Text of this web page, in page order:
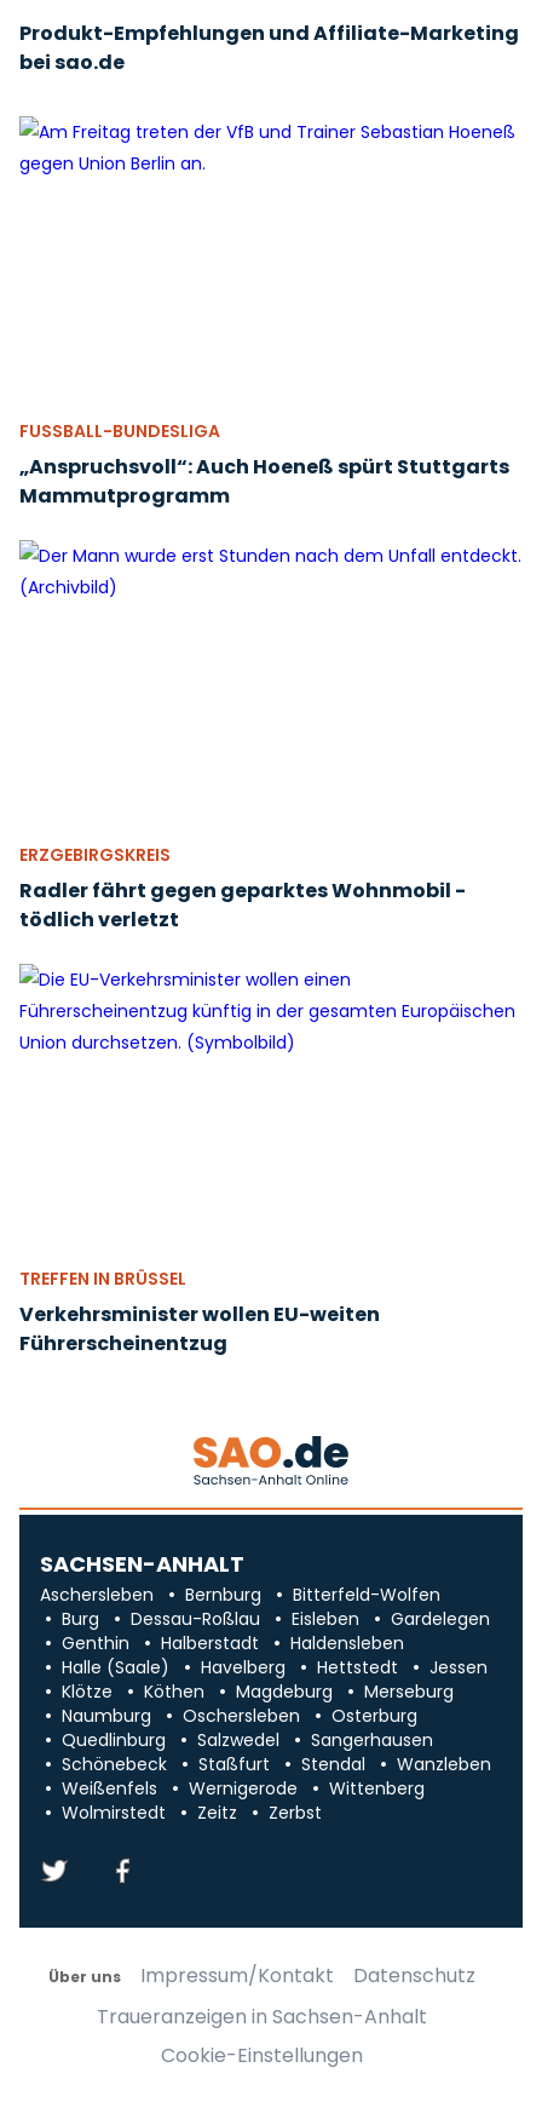
Produkt-Empfehlungen und Affiliate-Marketing
bei sao.de
FUSSBALL-BUNDESLIGA
„Anspruchsvoll“: Auch Hoeneß spürt Stuttgarts
Mammutprogramm
ERZGEBIRGSKREIS
Radler fährt gegen geparktes Wohnmobil -
tödlich verletzt
TREFFEN IN BRÜSSEL
Verkehrsminister wollen EU-weiten
Führerscheinentzug
SACHSEN-ANHALT
Aschersleben Bernburg
Bitterfeld-Wolfen
Burg
Dessau-Roßlau Eisleben
Gardelegen
Genthin
Halberstadt
Haldensleben
Halle (Saale)
Havelberg Hettstedt
Jessen
Klötze
Köthen Magdeburg
Merseburg
Naumburg
Oschersleben
Osterburg
Quedlinburg
Salzwedel
Sangerhausen
Schönebeck
Staßfurt Stendal
Wanzleben
Weißenfels
Wernigerode
Wittenberg
Wolmirstedt
Zeitz Zerbst
Über uns Impressum/Kontakt
Datenschutz
Traueranzeigen in Sachsen-Anhalt
Cookie-Einstellungen